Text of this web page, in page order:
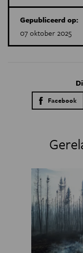
Gepubliceerd op:
07 oktober 2025
Facebook